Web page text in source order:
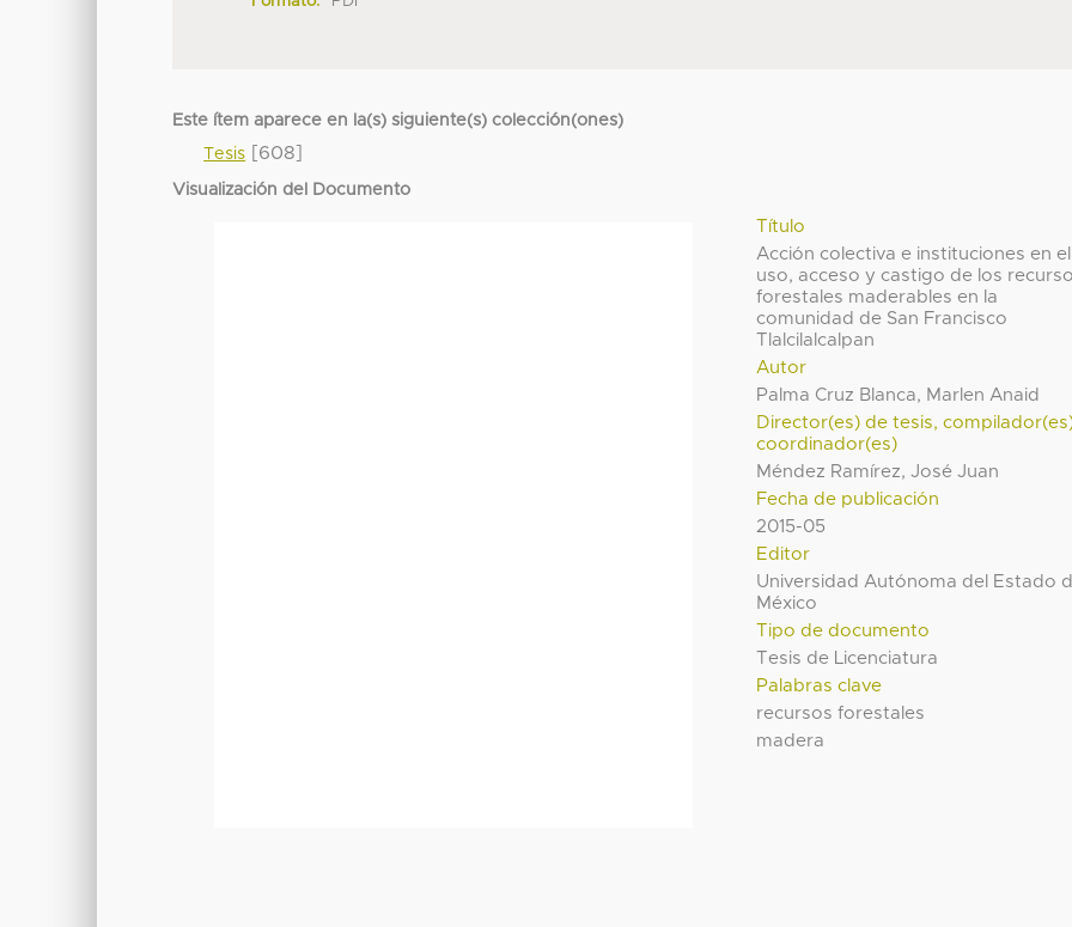
Este ítem aparece en la(s) siguiente(s) colección(ones)
Tesis [608]
Visualización del Documento
Título
Acción colectiva e instituciones en el
uso, acceso y castigo de los
forestales maderables en la
comunidad de San Francisco
Tlalcilalcalpan
Autor
Palma Cruz Blanca, Marlen Anaid
Director(es) de tesis,
coordinador(es)
Méndez Ramírez, José Juan
Fecha de publicación
2015-05
Editor
Universidad Autónoma del Estado
México
Tipo de documento
Tesis de Licenciatura
Palabras clave
recursos forestales
madera